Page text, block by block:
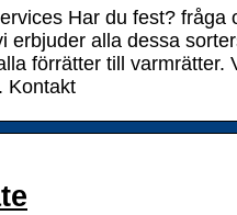
Har du fest? fråga
erbjuder alla dessa
förrätter till varmrätter.
Kontakt